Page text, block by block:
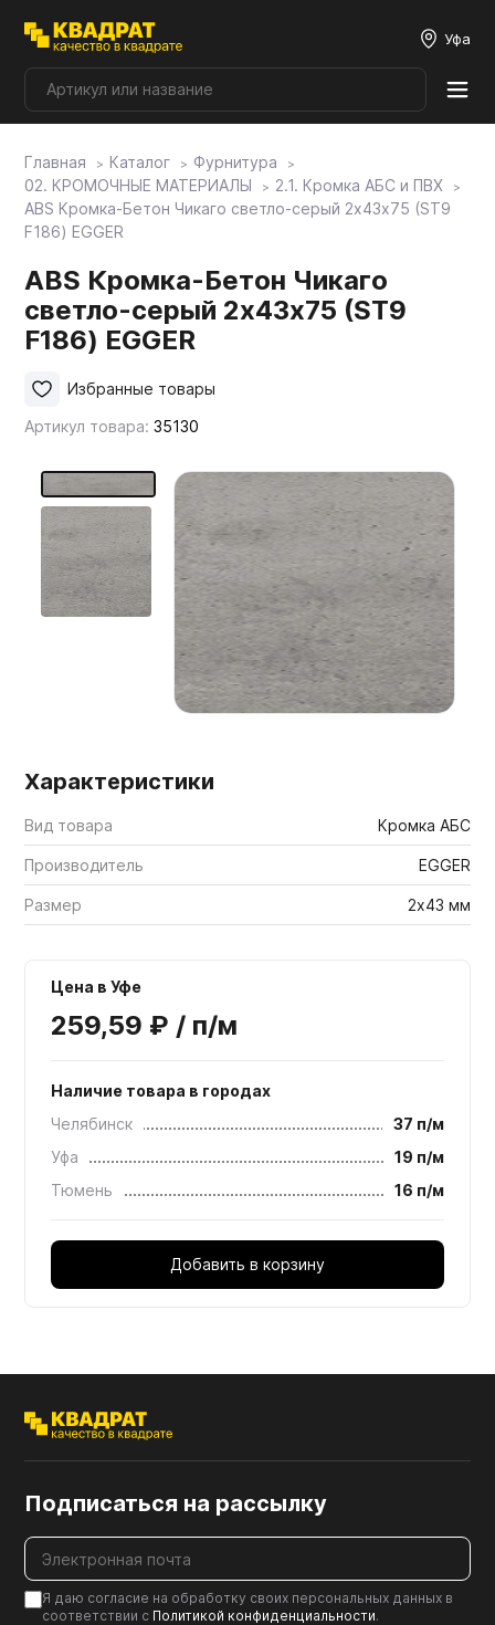
Уфа
Плитные материалы
Фурнитура
Столешницы
Мой ЭГГЕР
Мебельные образцы, каталоги
Главная Каталог
Фурнитура
02. КРОМОЧНЫЕ МАТЕРИАЛЫ
2.1. Кромка АБС и ПВХ
ABS Кромка-Бетон Чикаго светло-серый 2х43х75 (ST9
F186) EGGER
ABS Кромка-Бетон Чикаго
светло-серый 2х43х75 (ST9
F186) EGGER
Артикул товара:35130
Избранные товары
Характеристики
Вид товара Кромка АБС
Производитель EGGER
Размер 2х43 мм
Цена в Уфе
259,59 ₽ / п/м
Наличие товара в городах
Челябинск
37 п/м
Уфа
19 п/м
Тюмень
16 п/м
Добавить в корзину
Подписаться на рассылку
Я даю согласие на обработку своих персональных данных в
соответствии с Политикой конфиденциальности.